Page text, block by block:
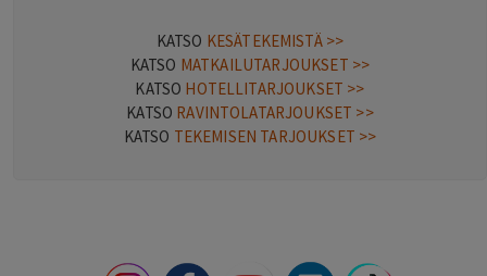
KATSO KESÄTEKEMISTÄ >>
KATSO MATKAILUTARJOUKSET >>
KATSO HOTELLITARJOUKSET >>
KATSO RAVINTOLATARJOUKSET >>
KATSO TEKEMISEN TARJOUKSET >>